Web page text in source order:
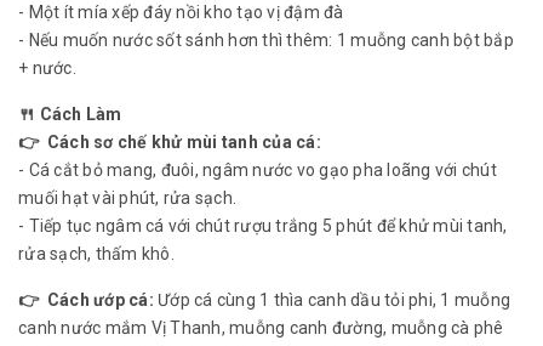
- Một ít mía xếp đáy nồi kho tạo vị đậm đà
- Nếu muốn nước sốt sánh hơn thì thêm: 1 muỗng canh bột bắp
+ nước.
🍴 Cách Làm
👉 Cách sơ chế khử mùi tanh của cá:
- Cá cắt bỏ mang, đuôi, ngâm nước vo gạo pha loãng với chút
muối hạt vài phút, rửa sạch.
- Tiếp tục ngâm cá với chút rượu trắng 5 phút để khử mùi tanh,
rửa sạch, thấm khô.
👉 Cách ướp cá: Ướp cá cùng 1 thìa canh dầu tỏi phi, 1 muỗng
canh nước mắm Vị Thanh, muỗng canh đường, muỗng cà phê